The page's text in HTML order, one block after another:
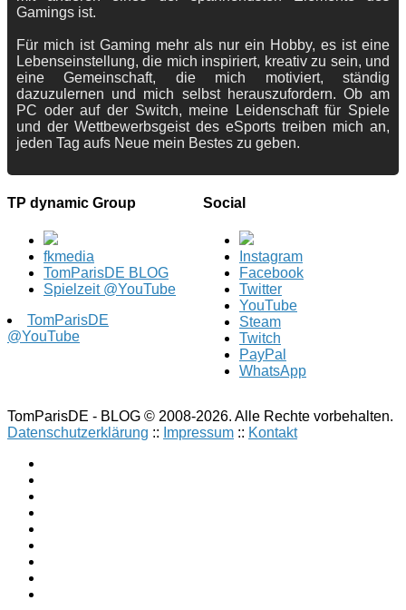
Gamings ist.
Für mich ist Gaming mehr als nur ein Hobby, es ist eine
Lebenseinstellung, die mich inspiriert, kreativ zu sein, und
eine Gemeinschaft, die mich motiviert, ständig
dazuzulernen und mich selbst herauszufordern. Ob am
PC oder auf der Switch, meine Leidenschaft für Spiele
und der Wettbewerbsgeist des eSports treiben mich an,
jeden Tag aufs Neue mein Bestes zu geben.
TP dynamic Group
fkmedia
TomParisDE BLOG
Spielzeit @YouTube
TomParisDE
@YouTube
Social
Instagram
Facebook
Twitter
YouTube
Steam
Twitch
PayPal
WhatsApp
TomParisDE - BLOG © 2008-2026. Alle Rechte vorbehalten.
Datenschutzerklärung :: Impressum :: Kontakt